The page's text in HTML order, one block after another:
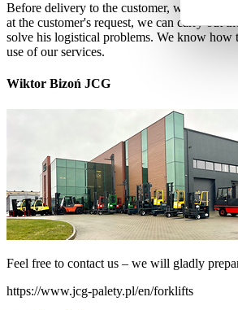
Before delivery to the customer, we test the
at the customer's request, we can carry out
solve his logistical problems. We know how
use of our services.
Wiktor Bizoń JCG
Feel free to contact us – we will gladly
https://www.jcg-palety.pl/en/forklifts